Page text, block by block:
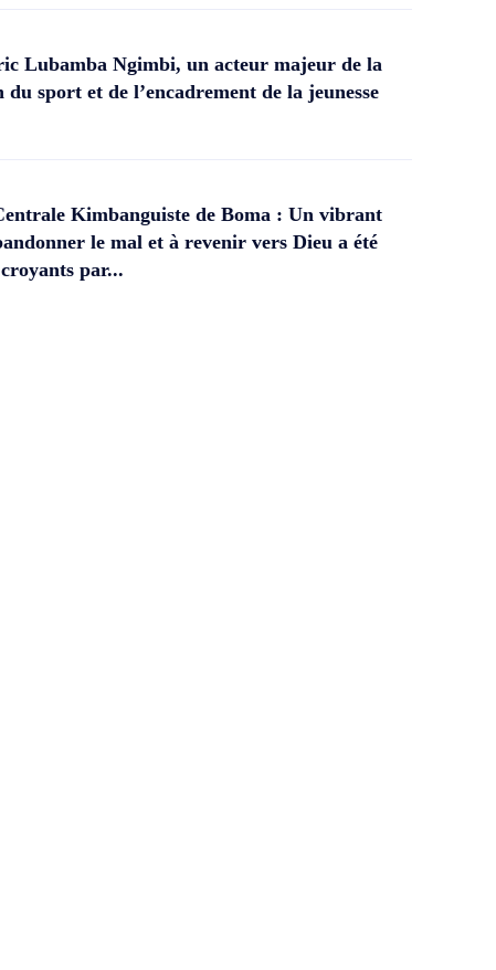
Lubamba Ngimbi, un acteur majeur de la
sport et de l’encadrement de la jeunesse
Kimbanguiste de Boma : Un vibrant
le mal et à revenir vers Dieu a été
par...